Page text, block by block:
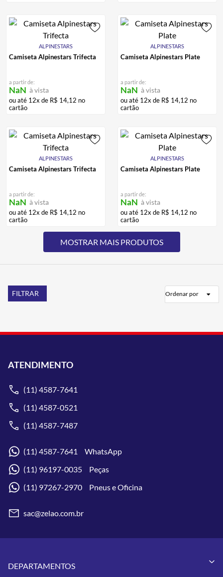
ALPINESTARS
Camiseta Alpinestars Trifecta
a partir de:
NaN à vista
ou até 12x de R$ 14,12 no
cartão
ALPINESTARS
Camiseta Alpinestars Plate
a partir de:
NaN à vista
ou até 12x de R$ 14,12 no
cartão
ALPINESTARS
Camiseta Alpinestars Trifecta
a partir de:
NaN à vista
ou até 12x de R$ 14,12 no
cartão
ALPINESTARS
Camiseta Alpinestars Plate
a partir de:
NaN à vista
ou até 12x de R$ 14,12 no
cartão
FILTRAR Ordenar por
ATENDIMENTO
(11) 4587-7641
(11) 4587-0521
(11) 4587-7487
(11) 4587-7641 WhatsApp
(11) 96197-0035 Peças
(11) 97267-2970 Pneus e Oficina
sac@zelao.com.br
DEPARTAMENTOS